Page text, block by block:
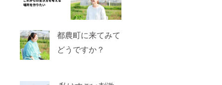
都農町に来てみて
どうですか？